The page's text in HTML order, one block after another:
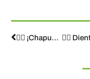
🏊‍♂️ ¡Chapuzones y helados! 🍦